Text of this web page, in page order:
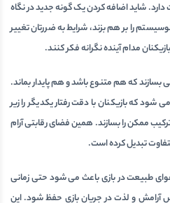
شاید اضافه کردن یک گونه جدید در نگاه
را بر هم بزند، شرایط به ضررتان تغییر
مدام آینده نگرانه فکر کنند.
که هم متنوع باشد و هم پایدار بماند.
که بازیکنان با دقت رفتار یکدیگر را زیر
ممکن را بسازند. همین فضای رقابتی آرام
تبدیل کرده است.
طبیعت در بازی باعث می شود حتی زمانی
و لذت در جریان بازی حفظ شود. این